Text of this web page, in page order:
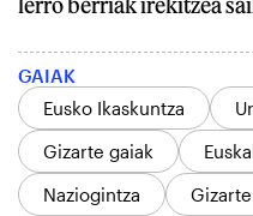
GAIAK
Eusko Ikaskuntza
Gizarte gaiak
Naziogintza